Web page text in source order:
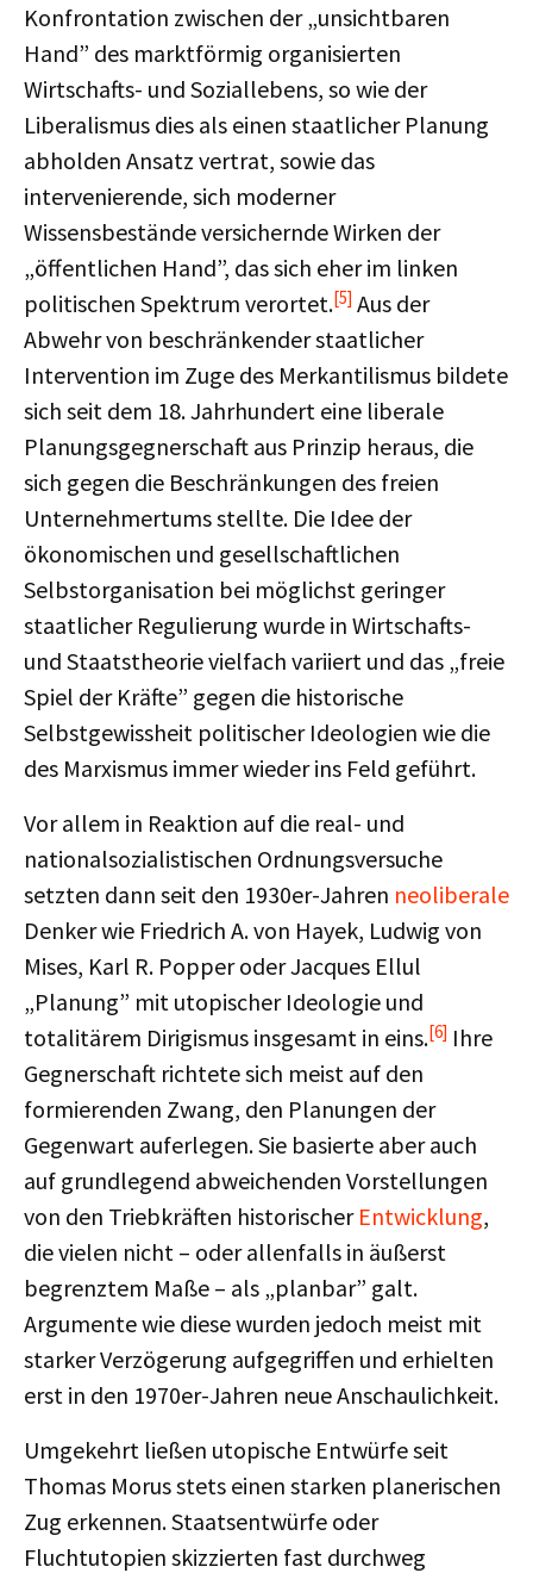
Konfrontation zwischen der „unsichtbaren
Hand” des marktförmig organisierten
Wirtschafts- und Soziallebens, so wie der
Liberalismus dies als einen staatlicher Planung
abholden Ansatz vertrat, sowie das
intervenierende, sich moderner
Wissensbestände versichernde Wirken der
„öffentlichen Hand”, das sich eher im linken
politischen Spektrum verortet.[5] Aus der
Abwehr von beschränkender staatlicher
Intervention im Zuge des Merkantilismus bildete
sich seit dem 18. Jahrhundert eine liberale
Planungsgegnerschaft aus Prinzip heraus, die
sich gegen die Beschränkungen des freien
Unternehmertums stellte. Die Idee der
ökonomischen und gesellschaftlichen
Selbstorganisation bei möglichst geringer
staatlicher Regulierung wurde in Wirtschafts-
und Staatstheorie vielfach variiert und das „freie
Spiel der Kräfte” gegen die historische
Selbstgewissheit politischer Ideologien wie die
des Marxismus immer wieder ins Feld geführt.
Vor allem in Reaktion auf die real- und
nationalsozialistischen Ordnungsversuche
setzten dann seit den 1930er-Jahren neoliberale
Denker wie Friedrich A. von Hayek, Ludwig von
Mises, Karl R. Popper oder Jacques Ellul
„Planung” mit utopischer Ideologie und
totalitärem Dirigismus insgesamt in eins.[6] Ihre
Gegnerschaft richtete sich meist auf den
formierenden Zwang, den Planungen der
Gegenwart auferlegen. Sie basierte aber auch
auf grundlegend abweichenden Vorstellungen
von den Triebkräften historischer Entwicklung,
die vielen nicht – oder allenfalls in äußerst
begrenztem Maße – als „planbar” galt.
Argumente wie diese wurden jedoch meist mit
starker Verzögerung aufgegriffen und erhielten
erst in den 1970er-Jahren neue Anschaulichkeit.
Umgekehrt ließen utopische Entwürfe seit
Thomas Morus stets einen starken planerischen
Zug erkennen. Staatsentwürfe oder
Fluchtutopien skizzierten fast durchweg